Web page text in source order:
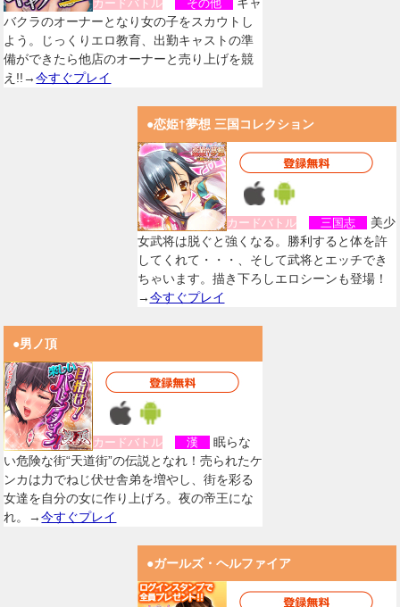
カードバトル その他
キャ
バクラのオーナーとなり女の子をスカウトし
よう。じっくりエロ教育、出勤キャストの準
備ができたら他店のオーナーと売り上げを競
え!!→今すぐプレイ
●恋姫†夢想 三国コレクション
カードバトル 三国志
美少
女武将は脱ぐと強くなる。勝利すると体を許
してくれて・・・、そして武将とエッチでき
ちゃいます。描き下ろしエロシーンも登場！
→今すぐプレイ
●男ノ頂
カードバトル 漢
眠らな
い危険な街“天道街”の伝説となれ！売られたケ
ンカは力でねじ伏せ舎弟を増やし、街を彩る
女達を自分の女に作り上げろ。夜の帝王にな
れ。→今すぐプレイ
●ガールズ・ヘルファイア